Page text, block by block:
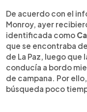
De acuerdo con el
Monroy, ayer
identificada como
que se encontraba
de La Paz, luego que
conducía a bordo
de campana. Por
búsqueda poco